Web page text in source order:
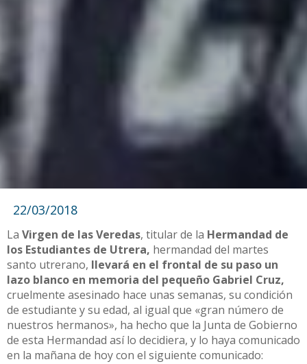
22/03/2018
La Virgen de las Veredas, titular de la Hermandad de
los Estudiantes de Utrera, hermandad del martes
santo utrerano, llevará en el frontal de su paso un
lazo blanco en memoria del pequeño Gabriel Cruz,
cruelmente asesinado hace unas semanas, su condición
de estudiante y su edad, al igual que «gran número de
nuestros hermanos», ha hecho que la Junta de Gobierno
de esta Hermandad así lo decidiera, y lo haya comunicado
en la mañana de hoy con el siguiente comunicado: